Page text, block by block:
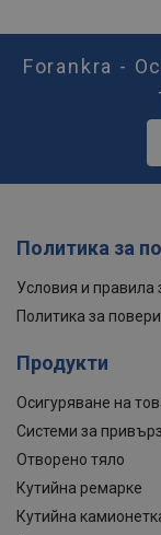
Стандарт:
Forankra -
Политика за
Условия и правила
Политика за
Продукти
Осигуряване на
Системи за
Отворено тяло
Кутийна ремарке
Кутийна